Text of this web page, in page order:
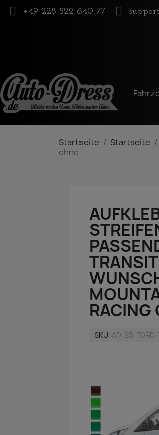
+49 228 522 640 77
Startseite Startseite
ohne
RACING
SKU AD-SS-